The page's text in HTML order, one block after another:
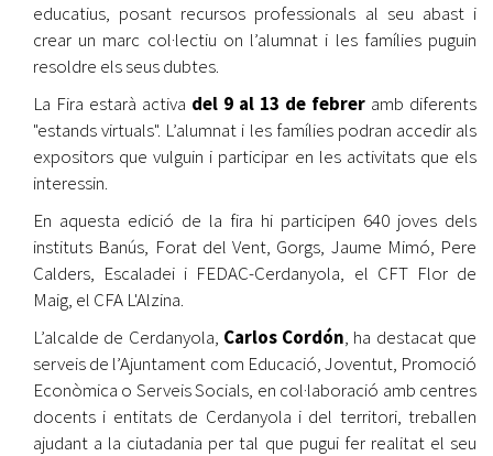
educatius, posant recursos professionals al seu abast i
crear un marc col·lectiu on l’alumnat i les famílies puguin
resoldre els seus dubtes.
La Fira estarà activa del 9 al 13 de febrer amb diferents
"estands virtuals". L’alumnat i les famílies podran accedir als
expositors que vulguin i participar en les activitats que els
interessin.
En aquesta edició de la fira hi participen 640 joves dels
instituts Banús, Forat del Vent, Gorgs, Jaume Mimó, Pere
Calders, Escaladei i FEDAC-Cerdanyola, el CFT Flor de
Maig, el CFA L'Alzina.
L’alcalde de Cerdanyola, Carlos Cordón, ha destacat que
serveis de l’Ajuntament com Educació, Joventut, Promoció
Econòmica o Serveis Socials, en col·laboració amb centres
docents i entitats de Cerdanyola i del territori, treballen
ajudant a la ciutadania per tal que pugui fer realitat el seu